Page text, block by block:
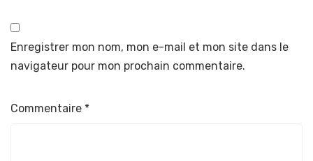
Enregistrer mon nom, mon e-mail et mon site dans le
navigateur pour mon prochain commentaire.
Commentaire *